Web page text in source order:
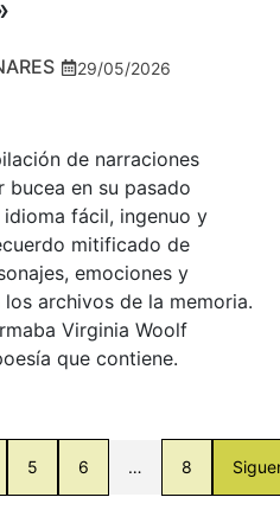
29/05/2026
de narraciones
bucea en su pasado
fácil, ingenuo y
mitificado de
emociones y
archivos de la memoria.
Virginia Woolf
que contiene.
5 6 … 8